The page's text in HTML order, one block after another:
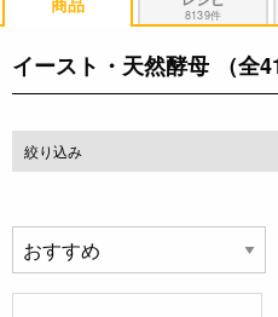
8139件
イースト・天然酵母 （全
絞り込み